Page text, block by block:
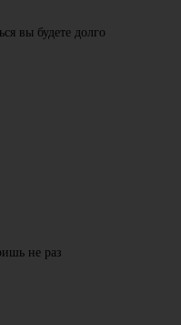
вы будете долго
не раз